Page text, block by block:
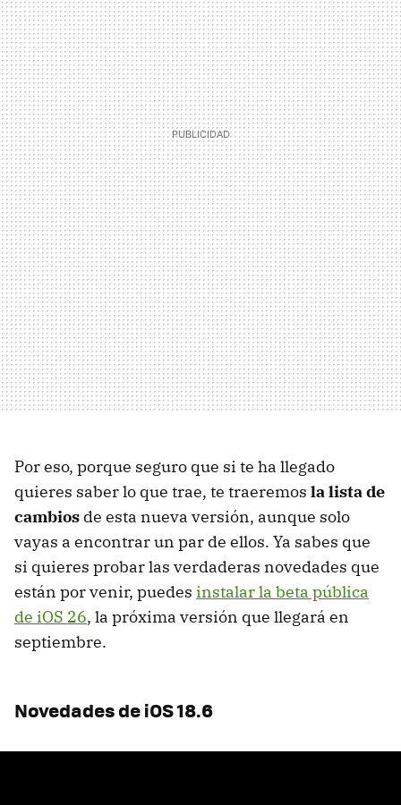
Por eso, porque seguro que si te ha llegado
quieres saber lo que trae, te traeremos la lista de
cambios de esta nueva versión, aunque solo
vayas a encontrar un par de ellos. Ya sabes que
si quieres probar las verdaderas novedades que
están por venir, puedes instalar la beta pública
de iOS 26, la próxima versión que llegará en
septiembre.
Novedades de iOS 18.6